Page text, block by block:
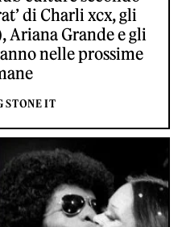
di Charli xcx, gli
Ariana Grande e gli
nelle prossime
STONE IT